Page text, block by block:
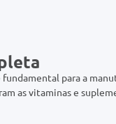
para a
as vitaminas e